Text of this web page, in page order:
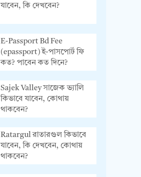
যাবেন, কি দেখবেন?
E-Passport Bd Fee
(epassport) ই-পাসপোর্ট ফি
কত? পাবেন কত দিনে?
Sajek Valley সাজেক ভ্যালি
কিভাবে যাবেন, কোথায়
থাকবেন?
Ratargul রাতারগুল কিভাবে
যাবেন, কি দেখবেন, কোথায়
থাকবেন?